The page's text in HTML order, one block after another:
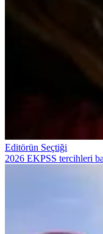
Editörün Seçtiği
2026 EKPSS tercihleri